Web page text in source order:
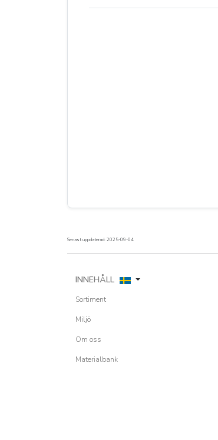
Senast uppdaterad: 2025-09-04
INNEHÅLL
Sortiment
Miljö
Om oss
Materialbank